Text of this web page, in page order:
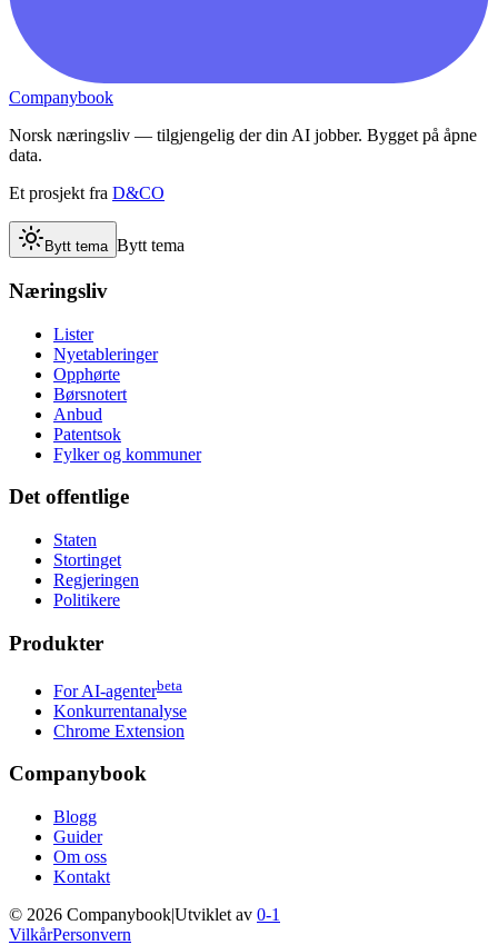
Companybook
Norsk næringsliv — tilgjengelig der din AI jobber. Bygget på åpne
data.
Et prosjekt fra D&CO
Bytt tema Bytt tema
Næringsliv
Lister
Nyetableringer
Opphørte
Børsnotert
Anbud
Patentsok
Fylker og kommuner
Det offentlige
Staten
Stortinget
Regjeringen
Politikere
Produkter
For AI-agenterbeta
Konkurrentanalyse
Chrome Extension
Companybook
Blogg
Guider
Om oss
Kontakt
© 2026 Companybook|Utviklet av 0-1
VilkårPersonvern